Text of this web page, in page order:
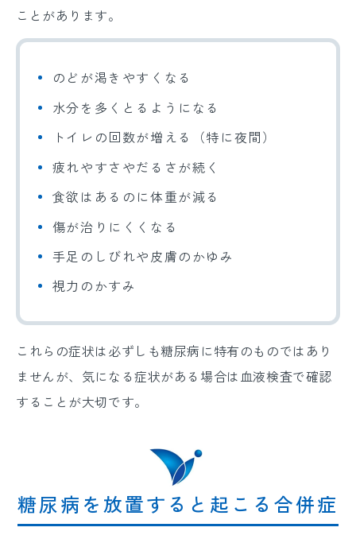
ことがあります。
のどが渇きやすくなる
水分を多くとるようになる
トイレの回数が増える（特に夜間）
疲れやすさやだるさが続く
食欲はあるのに体重が減る
傷が治りにくくなる
手足のしびれや皮膚のかゆみ
視力のかすみ
これらの症状は必ずしも糖尿病に特有のものではあり
ませんが、気になる症状がある場合は血液検査で確認
することが大切です。
糖尿病を放置すると起こる合併症